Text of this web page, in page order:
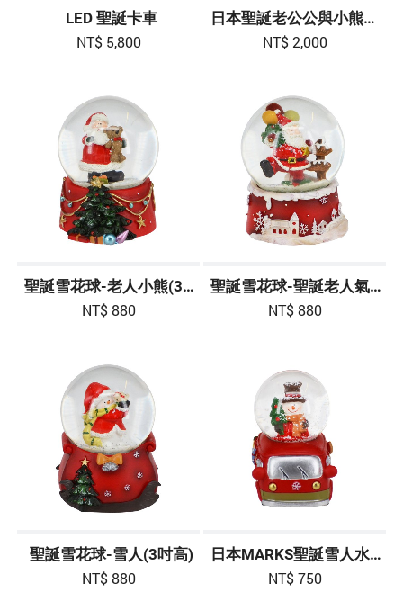
LED 聖誕卡車
NT$ 5,800
日本聖誕老公公與小熊音樂盒雪花球 6吋高-多色
NT$ 2,000
聖誕雪花球-老人小熊(3吋高)
NT$ 880
聖誕雪花球-聖誕老人氣球(3吋高)
NT$ 880
聖誕雪花球-雪人(3吋高)
NT$ 880
日本MARKS聖誕雪人水晶球車 3吋高-紅色
NT$ 750